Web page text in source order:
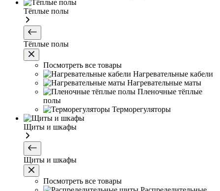
Тёплые полы
Тёплые полы
Посмотреть все товары
Нагревательные кабели
Нагревательные маты
Пленочные тёплые
полы
Терморегуляторы
Щиты и шкафы
Щиты и шкафы
Посмотреть все товары